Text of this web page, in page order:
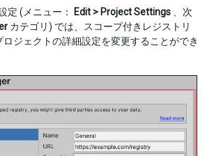
定 (メニュー： Edit > Project Settings 、次
カテゴリ) では、スコープ付きレジストリ
ジェクトの詳細設定を変更することができ